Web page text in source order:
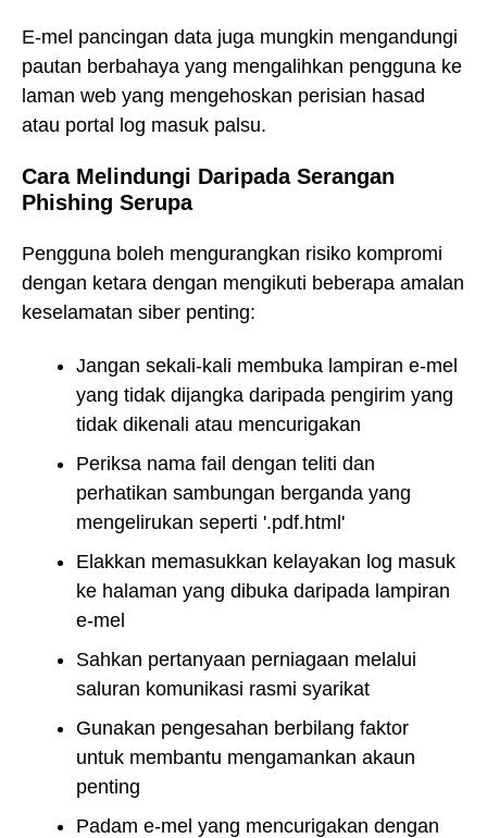
E-mel pancingan data juga mungkin mengandungi
pautan berbahaya yang mengalihkan pengguna ke
laman web yang mengehoskan perisian hasad
atau portal log masuk palsu.
Cara Melindungi Daripada Serangan
Phishing Serupa
Pengguna boleh mengurangkan risiko kompromi
dengan ketara dengan mengikuti beberapa amalan
keselamatan siber penting:
Jangan sekali-kali membuka lampiran e-mel
yang tidak dijangka daripada pengirim yang
tidak dikenali atau mencurigakan
Periksa nama fail dengan teliti dan
perhatikan sambungan berganda yang
mengelirukan seperti '.pdf.html'
Elakkan memasukkan kelayakan log masuk
ke halaman yang dibuka daripada lampiran
e-mel
Sahkan pertanyaan perniagaan melalui
saluran komunikasi rasmi syarikat
Gunakan pengesahan berbilang faktor
untuk membantu mengamankan akaun
penting
Padam e-mel yang mencurigakan dengan